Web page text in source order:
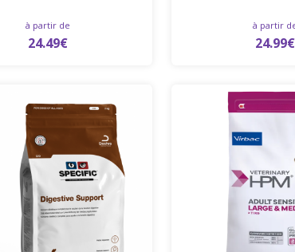
à partir de
24.49€
à partir
24.99€